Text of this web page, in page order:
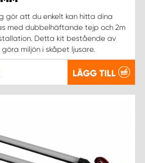
gör att du enkelt kan hitta dina
med dubbelhäftande tejp och 2m
Detta kit bestående av
miljön i skåpet ljusare.
LÄGG TILL